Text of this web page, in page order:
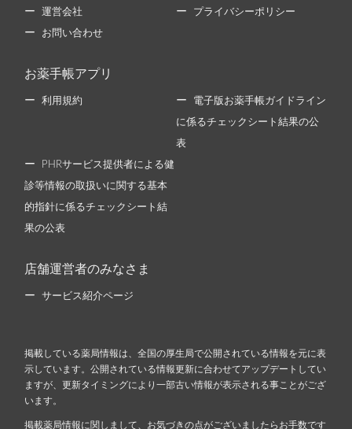
運営会社 プライバシーポリシー
お問い合わせ
お薬手帳アプリ
利用規約 電子版お薬手帳ガイドライン
に係るチェックシート結果の公
表
PHRサービス提供者による健
診等情報の取扱いに関する基本
的指針に係るチェックシート結
果の公表
店舗運営者のみなさま
サービス紹介ページ
掲載している薬局情報は、全国の厚生局で公開されている情報を元に表
示しています。公開されている情報更新に合わせてアップデートしてい
ますが、更新タイミングにより一部古い情報が表示される事ことがござ
います。
掲載薬局情報に関しまして、お気づきの点がございましたらお手数です